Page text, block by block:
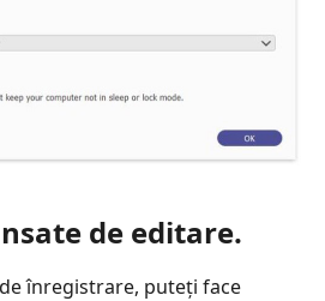
de editare.
înregistrare, puteți face